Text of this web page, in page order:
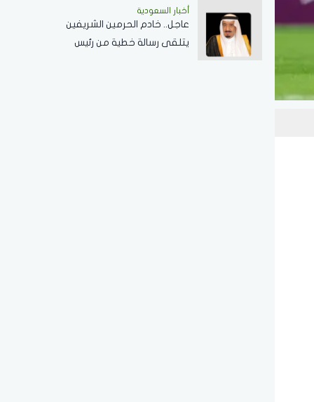
الهوية العمرانية للمنطقة
أخبار السعودية
عاجل.. خادم الحرمين الشريفين
يتلقى رسالة خطية من رئيس